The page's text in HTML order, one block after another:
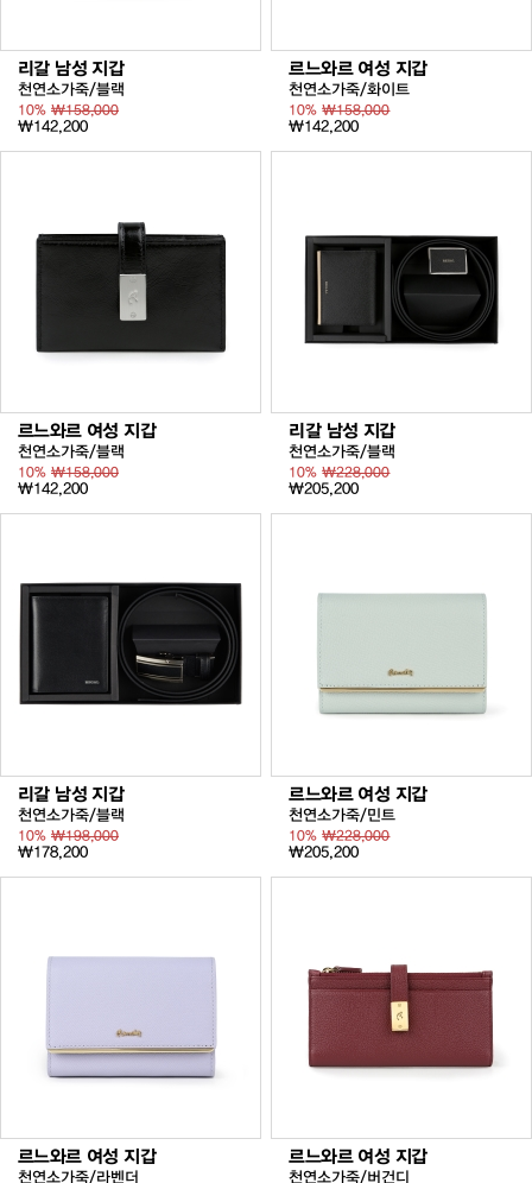
리갈 남성 지갑
천연소가죽/블랙
10% ₩158,000
₩142,200
르느와르 여성 지갑
천연소가죽/화이트
10%₩158,000
₩142,200
르느와르 여성 지갑
천연소가죽/블랙
10% ₩158,000
₩142,200
리갈 남성 지갑
천연소가죽/블랙
10%₩228,000
₩205,200
리갈 남성 지갑
천연소가죽/블랙
10% ₩198,000
₩178,200
르느와르 여성 지갑
천연소가죽/민트
10%₩228,000
₩205,200
르느와르 여성 지갑
천연소가죽/라벤더
르느와르 여성 지갑
천연소가죽/버건디